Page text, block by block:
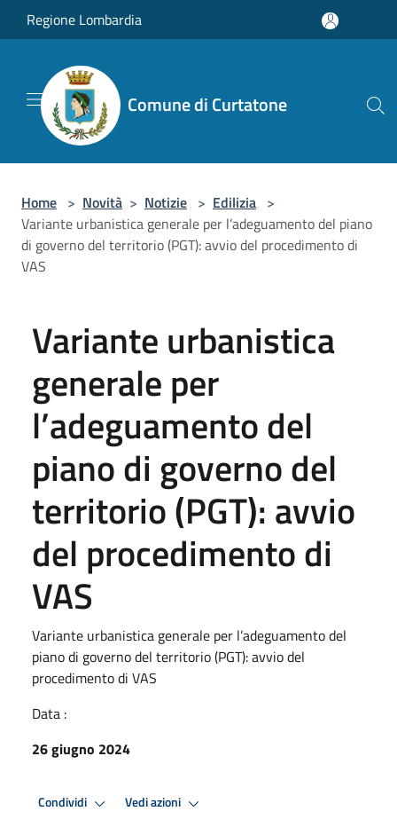
Salta al contenuto principale
Regione Lombardia
Comune di Curtatone
Home > Novità > Notizie > Edilizia >
Variante urbanistica generale per l’adeguamento del piano
di governo del territorio (PGT): avvio del procedimento di
VAS
Variante urbanistica
generale per
l’adeguamento del
piano di governo del
territorio (PGT): avvio
del procedimento di
VAS
Variante urbanistica generale per l’adeguamento del
piano di governo del territorio (PGT): avvio del
procedimento di VAS
Data :
26 giugno 2024
Condividi Vedi azioni